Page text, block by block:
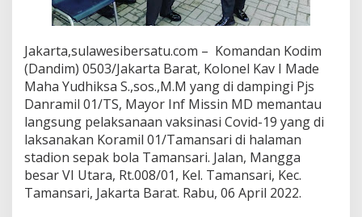
a
n
a
k
s
i
n
a
s
i
K
o
r
Jakarta,sulawesibersatu.com – Komandan Kodim
(Dandim) 0503/Jakarta Barat, Kolonel Kav I Made
Maha Yudhiksa S.,sos.,M.M yang di dampingi Pjs
Danramil 01/TS, Mayor Inf Missin MD memantau
langsung pelaksanaan vaksinasi Covid-19 yang di
laksanakan Koramil 01/Tamansari di halaman
stadion sepak bola Tamansari. Jalan, Mangga
besar VI Utara, Rt.008/01, Kel. Tamansari, Kec.
Tamansari, Jakarta Barat. Rabu, 06 April 2022.